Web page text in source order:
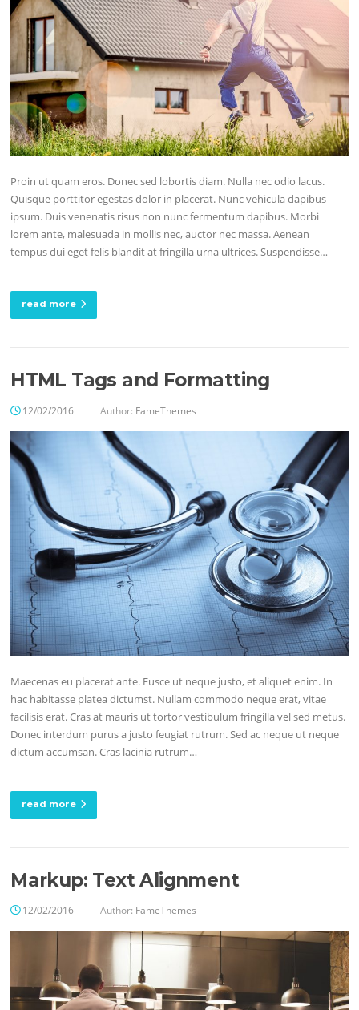
Proin ut quam eros. Donec sed lobortis diam. Nulla nec odio lacus.
Quisque porttitor egestas dolor in placerat. Nunc vehicula dapibus
ipsum. Duis venenatis risus non nunc fermentum dapibus. Morbi
lorem ante, malesuada in mollis nec, auctor nec massa. Aenean
tempus dui eget felis blandit at fringilla urna ultrices. Suspendisse…
read more
HTML Tags and Formatting
12/02/2016 Author: FameThemes
Maecenas eu placerat ante. Fusce ut neque justo, et aliquet enim. In
hac habitasse platea dictumst. Nullam commodo neque erat, vitae
facilisis erat. Cras at mauris ut tortor vestibulum fringilla vel sed metus.
Donec interdum purus a justo feugiat rutrum. Sed ac neque ut neque
dictum accumsan. Cras lacinia rutrum…
read more
Markup: Text Alignment
12/02/2016 Author: FameThemes